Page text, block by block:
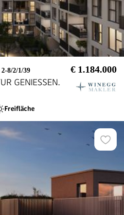
2-8/2/1/39 € 1.184.000
GENIESSEN.
Freifläche